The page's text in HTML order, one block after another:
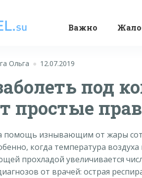
Важно
Ольга 12.07.2019
под
простые
помощь изнывающим от жары
когда температура
прохладой увеличивается
от врачей: острая